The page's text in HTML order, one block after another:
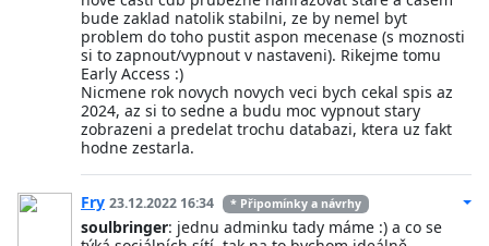
bude zaklad natolik stabilni, ze by nemel byt
problem do toho pustit aspon mecenase (s moznosti
si to zapnout/vypnout v nastaveni). Rikejme tomu
Early Access :)
Nicmene rok novych novych veci bych cekal spis az
2024, az si to sedne a budu moc vypnout stary
zobrazeni a predelat trochu databazi, ktera uz fakt
hodne zestarla.
Fry 23.12.2022 16:34 * Připomínky a návrhy
soulbringer: jednu adminku tady máme :) a co se